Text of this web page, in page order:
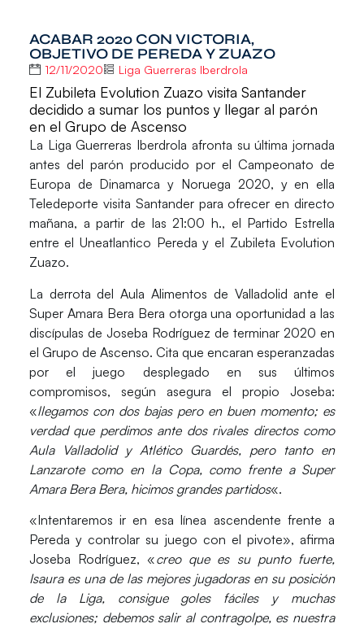
ACABAR 2020 CON VICTORIA,
OBJETIVO DE PEREDA Y ZUAZO
12/11/2020 Liga Guerreras Iberdrola
El Zubileta Evolution Zuazo visita Santander
decidido a sumar los puntos y llegar al parón
en el Grupo de Ascenso
La Liga Guerreras Iberdrola afronta su última jornada
antes del parón producido por elCampeonato de
Europa de Dinamarca y Noruega 2020, y en ella
Teledeporte visita Santanderpara ofrecer en directo
mañana, a partir de las 21:00 h., el Partido Estrella
entre elUneatlantico Pereda y el Zubileta Evolution
Zuazo.
La derrota del Aula Alimentos de Valladolid ante el
Super Amara Bera Bera otorga una oportunidad a las
discípulas de Joseba Rodríguez de terminar 2020 en
el Grupo de Ascenso. Cita que encaran esperanzadas
por el juego desplegado en sus últimos
compromisos, según asegura el propio Joseba:
«llegamos con dos bajas pero en buen momento; es
verdad que perdimos ante dos rivales directos como
Aula Valladolid y Atlético Guardés, pero tanto en
Lanzarote como en la Copa, como frente a Super
Amara Bera Bera, hicimos grandes partidos«.
«Intentaremos ir en esa línea ascendente frente a
Pereda y controlar su juego con el pivote», afirma
Joseba Rodríguez, «creo que es su punto fuerte,
Isaura es una de las mejores jugadoras en su posición
de la Liga, consigue goles fáciles y muchas
exclusiones; debemos salir al contragolpe, es nuestra